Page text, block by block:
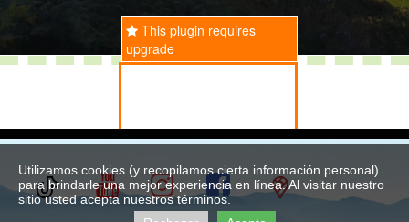
This plugin requires
upgrade
 

 祐
Utilizamos cookies (y recopilamos cierta información personal)
para brindarle una mejor experiencia en línea. Al visitar nuestro
sitio usted acepta nuestros términos.